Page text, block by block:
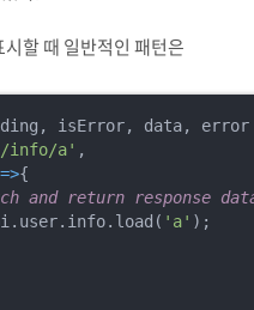
할 때 일반적인 패턴은
isError, data, error
info/a' ,
{
and return response
'a' );